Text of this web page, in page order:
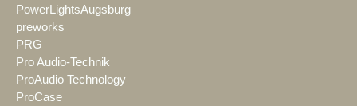
PowerLightsAugsburg
preworks
PRG
Pro Audio-Technik
ProAudio Technology
ProCase